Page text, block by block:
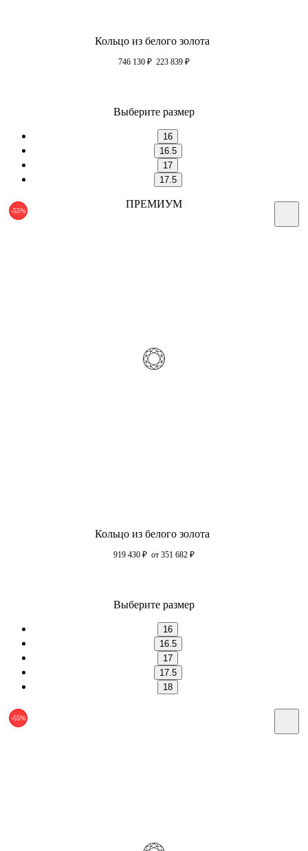
Кольцо из белого золота
746 130 ₽ 223 839 ₽
Выберите размер
16
16.5
17
17.5
-55%
ПРЕМИУМ
Кольцо из белого золота
919 430 ₽ от 351 682 ₽
Выберите размер
16
16.5
17
17.5
18
-55%